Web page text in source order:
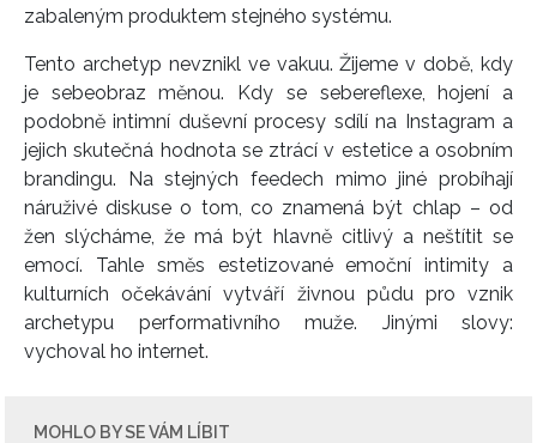
zabaleným produktem stejného systému.
Tento archetyp nevznikl ve vakuu. Žijeme v době, kdy
je sebeobraz měnou. Kdy se sebereflexe, hojení a
podobně intimní duševní procesy sdílí na Instagram a
jejich skutečná hodnota se ztrácí v estetice a osobním
brandingu. Na stejných feedech mimo jiné probíhají
náruživé diskuse o tom, co znamená být chlap – od
žen slýcháme, že má být hlavně citlivý a neštítit se
emocí. Tahle směs estetizované emoční intimity a
kulturních očekávání vytváří živnou půdu pro vznik
archetypu performativního muže. Jinými slovy:
vychoval ho internet.
MOHLO BY SE VÁM LÍBIT